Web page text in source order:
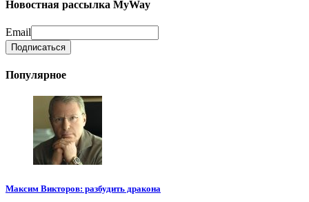
Новостная рассылка MyWay
Email
Популярное
Максим Викторов: разбудить дракона